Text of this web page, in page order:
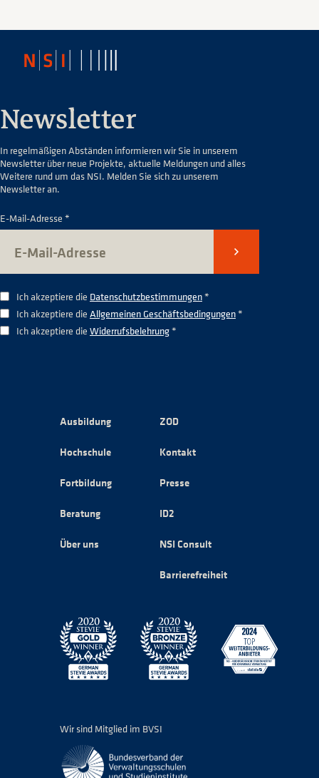
Newsletter
In regelmäßigen Abständen informieren wir Sie in unserem
Newsletter über neue Projekte, aktuelle Meldungen und alles
Weitere rund um das NSI. Melden Sie sich zu unserem
Newsletter an.
E-Mail-Adresse *
Senden
Ich akzeptiere die Datenschutzbestimmungen*
Ich akzeptiere die Allgemeinen Geschäftsbedingungen*
Ich akzeptiere die Widerrufsbelehrung*
Ausbildung
Hochschule
Fortbildung
Beratung
Über uns
ZOD
Kontakt
Presse
ID2
NSI Consult
Barrierefreiheit
Wir sind Mitglied im BVSI